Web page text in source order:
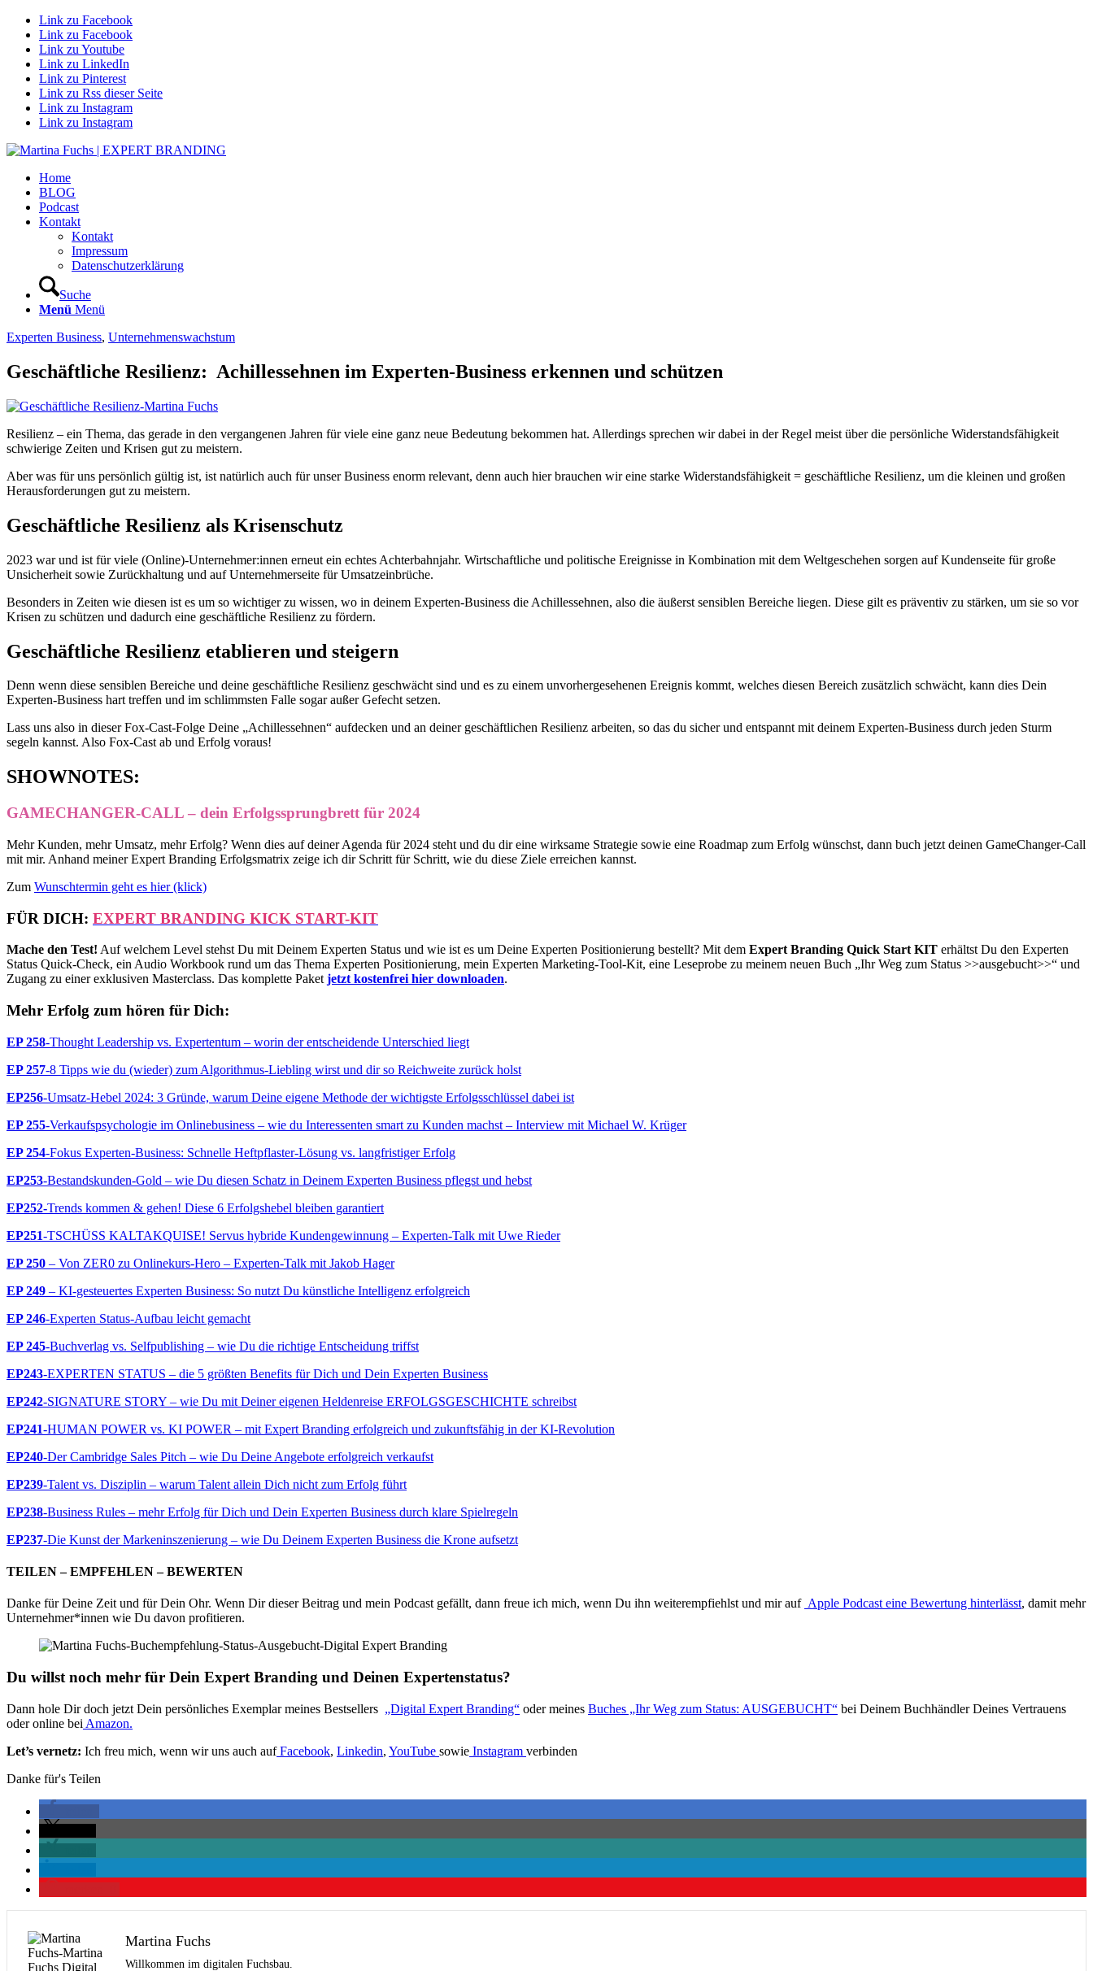
Link zu Facebook
Link zu Facebook
Link zu Youtube
Link zu LinkedIn
Link zu Pinterest
Link zu Rss dieser Seite
Link zu Instagram
Link zu Instagram
Home
BLOG
Podcast
Kontakt
Kontakt
Impressum
Datenschutzerklärung
Suche
Menü Menü
Experten Business, Unternehmenswachstum
Geschäftliche Resilienz: Achillessehnen im Experten-Business erkennen und schützen
Resilienz – ein Thema, das gerade in den vergangenen Jahren für viele eine ganz neue Bedeutung bekommen hat. Allerdings sprechen wir dabei in der Regel meist über die persönliche Widerstandsfähigkeit
schwierige Zeiten und Krisen gut zu meistern.
Aber was für uns persönlich gültig ist, ist natürlich auch für unser Business enorm relevant, denn auch hier brauchen wir eine starke Widerstandsfähigkeit = geschäftliche Resilienz, um die kleinen und großen
Herausforderungen gut zu meistern.
Geschäftliche Resilienz als Krisenschutz
2023 war und ist für viele (Online)-Unternehmer:innen erneut ein echtes Achterbahnjahr. Wirtschaftliche und politische Ereignisse in Kombination mit dem Weltgeschehen sorgen auf Kundenseite für große
Unsicherheit sowie Zurückhaltung und auf Unternehmerseite für Umsatzeinbrüche.
Besonders in Zeiten wie diesen ist es um so wichtiger zu wissen, wo in deinem Experten-Business die Achillessehnen, also die äußerst sensiblen Bereiche liegen. Diese gilt es präventiv zu stärken, um sie so vor
Krisen zu schützen und dadurch eine geschäftliche Resilienz zu fördern.
Geschäftliche Resilienz etablieren und steigern
Denn wenn diese sensiblen Bereiche und deine geschäftliche Resilienz geschwächt sind und es zu einem unvorhergesehenen Ereignis kommt, welches diesen Bereich zusätzlich schwächt, kann dies Dein
Experten-Business hart treffen und im schlimmsten Falle sogar außer Gefecht setzen.
Lass uns also in dieser Fox-Cast-Folge Deine „Achillessehnen“ aufdecken und an deiner geschäftlichen Resilienz arbeiten, so das du sicher und entspannt mit deinem Experten-Business durch jeden Sturm
segeln kannst. Also Fox-Cast ab und Erfolg voraus!
SHOWNOTES:
GAMECHANGER-CALL – dein Erfolgssprungbrett für 2024
Mehr Kunden, mehr Umsatz, mehr Erfolg? Wenn dies auf deiner Agenda für 2024 steht und du dir eine wirksame Strategie sowie eine Roadmap zum Erfolg wünschst, dann buch jetzt deinen GameChanger-Call
mit mir. Anhand meiner Expert Branding Erfolgsmatrix zeige ich dir Schritt für Schritt, wie du diese Ziele erreichen kannst.
Zum Wunschtermin geht es hier(klick)
FÜR DICH: EXPERT BRANDING KICK START-KIT
Mache den Test! Auf welchem Level stehst Du mit Deinem Experten Status und wie ist es um Deine Experten Positionierung bestellt? Mit dem Expert Branding Quick Start KIT erhältst Du den Experten
Status Quick-Check, ein Audio Workbook rund um das Thema Experten Positionierung, mein Experten Marketing-Tool-Kit, eine Leseprobe zu meinem neuen Buch „Ihr Weg zum Status >>ausgebucht>>“ und
Zugang zu einer exklusiven Masterclass. Das komplette Paketjetzt kostenfrei hier downloaden.
Mehr Erfolg zum hören für Dich:
EP 258-Thought Leadership vs. Expertentum – worin der entscheidende Unterschied liegt
EP 257-8 Tipps wie du (wieder) zum Algorithmus-Liebling wirst und dir so Reichweite zurück holst
EP256-Umsatz-Hebel 2024: 3 Gründe, warum Deine eigene Methode der wichtigste Erfolgsschlüssel dabei ist
EP 255-Verkaufspsychologie im Onlinebusiness – wie du Interessenten smart zu Kunden machst – Interview mit Michael W. Krüger
EP 254-Fokus Experten-Business: Schnelle Heftpflaster-Lösung vs. langfristiger Erfolg
EP253-Bestandskunden-Gold – wie Du diesen Schatz in Deinem Experten Business pflegst und hebst
EP252-Trends kommen & gehen! Diese 6 Erfolgshebel bleiben garantiert
EP251-TSCHÜSS KALTAKQUISE! Servus hybride Kundengewinnung – Experten-Talk mit Uwe Rieder
EP 250 – Von ZER0 zu Onlinekurs-Hero – Experten-Talk mit Jakob Hager
EP 249 – KI-gesteuertes Experten Business: So nutzt Du künstliche Intelligenz erfolgreich
EP 246-Experten Status-Aufbau leicht gemacht
EP 245-Buchverlag vs. Selfpublishing – wie Du die richtige Entscheidung triffst
EP243-EXPERTEN STATUS – die 5 größten Benefits für Dich und Dein Experten Business
EP242-SIGNATURE STORY – wie Du mit Deiner eigenen Heldenreise ERFOLGSGESCHICHTE schreibst
EP241-HUMAN POWER vs. KI POWER – mit Expert Branding erfolgreich und zukunftsfähig in der KI-Revolution
EP240-Der Cambridge Sales Pitch – wie Du Deine Angebote erfolgreich verkaufst
EP239-Talent vs. Disziplin – warum Talent allein Dich nicht zum Erfolg führt
EP238-Business Rules – mehr Erfolg für Dich und Dein Experten Business durch klare Spielregeln
EP237-Die Kunst der Markeninszenierung – wie Du Deinem Experten Business die Krone aufsetzt
TEILEN – EMPFEHLEN – BEWERTEN
Danke für Deine Zeit und für Dein Ohr. Wenn Dir dieser Beitrag und mein Podcast gefällt, dann freue ich mich, wenn Du ihn weiterempfiehlst und mir auf Apple Podcast eine Bewertung hinterlässt, damit mehr
Unternehmer*innen wie Du davon profitieren.
Du willst noch mehr für Dein Expert Branding und Deinen Expertenstatus?
Dann hole Dir doch jetzt Dein persönliches Exemplar meines Bestsellers „Digital Expert Branding“ oder meines Buches „Ihr Weg zum Status: AUSGEBUCHT“ bei Deinem Buchhändler Deines Vertrauens
oder online bei Amazon.
Let’s vernetz: Ich freu mich, wenn wir uns auch auf Facebook, Linkedin, YouTube sowie Instagram verbinden
Danke für's Teilen
Martina Fuchs
Willkommen im digitalen Fuchsbau.